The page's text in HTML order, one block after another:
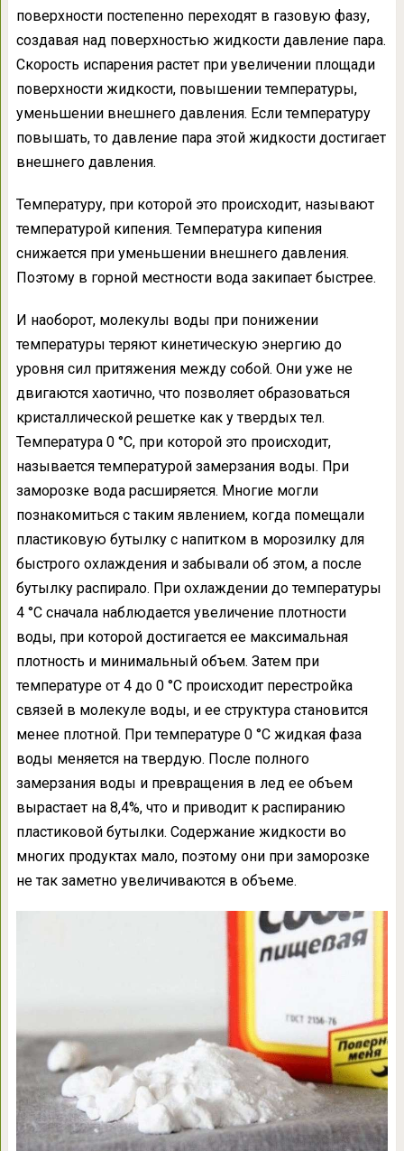
поверхности постепенно переходят в газовую фазу,
создавая над поверхностью жидкости давление пара.
Скорость испарения растет при увеличении площади
поверхности жидкости, повышении температуры,
уменьшении внешнего давления. Если температуру
повышать, то давление пара этой жидкости достигает
внешнего давления.
Температуру, при которой это происходит, называют
температурой кипения. Температура кипения
снижается при уменьшении внешнего давления.
Поэтому в горной местности вода закипает быстрее.
И наоборот, молекулы воды при понижении
температуры теряют кинетическую энергию до
уровня сил притяжения между собой. Они уже не
двигаются хаотично, что позволяет образоваться
кристаллической решетке как у твердых тел.
Температура 0 °C, при которой это происходит,
называется температурой замерзания воды. При
заморозке вода расширяется. Многие могли
познакомиться с таким явлением, когда помещали
пластиковую бутылку с напитком в морозилку для
быстрого охлаждения и забывали об этом, а после
бутылку распирало. При охлаждении до температуры
4 °C сначала наблюдается увеличение плотности
воды, при которой достигается ее максимальная
плотность и минимальный объем. Затем при
температуре от 4 до 0 °C происходит перестройка
связей в молекуле воды, и ее структура становится
менее плотной. При температуре 0 °C жидкая фаза
воды меняется на твердую. После полного
замерзания воды и превращения в лед ее объем
вырастает на 8,4%, что и приводит к распиранию
пластиковой бутылки. Содержание жидкости во
многих продуктах мало, поэтому они при заморозке
не так заметно увеличиваются в объеме.